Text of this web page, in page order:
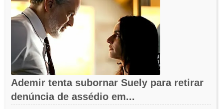
Ademir tenta subornar Suely para retirar
denúncia de assédio em...